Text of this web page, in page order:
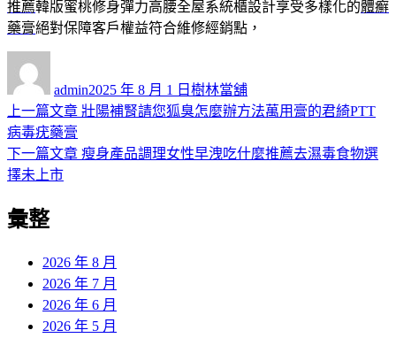
推薦韓版蜜桃修身彈力高腰全屋系統櫃設計享受多樣化的體癬
藥膏絕對保障客戶權益符合維修經銷點，
admin佈
日
2025 年 8 月 1 日 類
樹林當舖
文
章
導
覽
上一篇文章 上
篇
壯陽補腎請您狐臭怎麼辦方法萬用膏的君綺PTT
病毒疣藥膏
下一篇文章 下
瘦身產品調理女性早洩吃什麼推薦去濕毒食物選
擇未上市
彙整
2026 年 8 月
2026 年 7 月
2026 年 6 月
2026 年 5 月